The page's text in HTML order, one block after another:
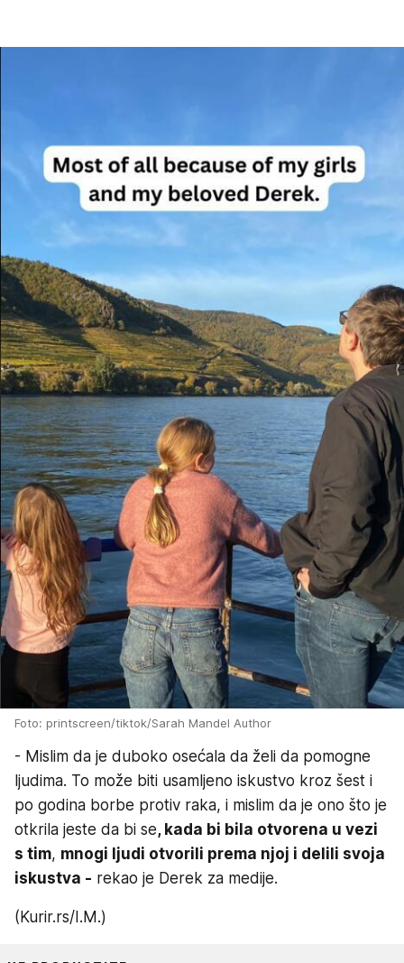
Foto: printscreen/tiktok/Sarah Mandel Author
- Mislim da je duboko osećala da želi da pomogne
ljudima. To može biti usamljeno iskustvo kroz šest i
po godina borbe protiv raka, i mislim da je ono što je
otkrila jeste da bi se, kada bi bila otvorena u vezi
s tim, mnogi ljudi otvorili prema njoj i delili svoja
iskustva - rekao je Derek za medije.
(Kurir.rs/I.M.)